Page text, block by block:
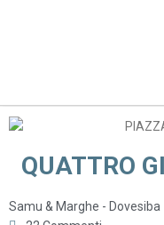
QUATTRO
Samu & Marghe - Dovesiba